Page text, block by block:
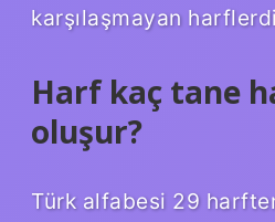
karşılaşmayan
Harf kaç tane
oluşur?
Türk alfabesi 29